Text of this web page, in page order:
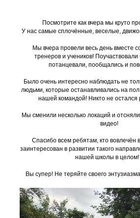
Посмотрите как вчера мы круто
У нас самые сплочённые, веселые,
Мы вчера провели весь день вместе
тренеров и учеников! Поучаствовали
потанцевали, пообщались и
Было очень интересно наблюдать не
людьми, которые останавливались на
нашей командой! Никто не
Мы сменили несколько локаций и отсняли
видео!
Спасибо всем ребятам, кто вовлечён
заинтересован в развитии такого
нашей школы в
Вы супер! Не теряйте своего